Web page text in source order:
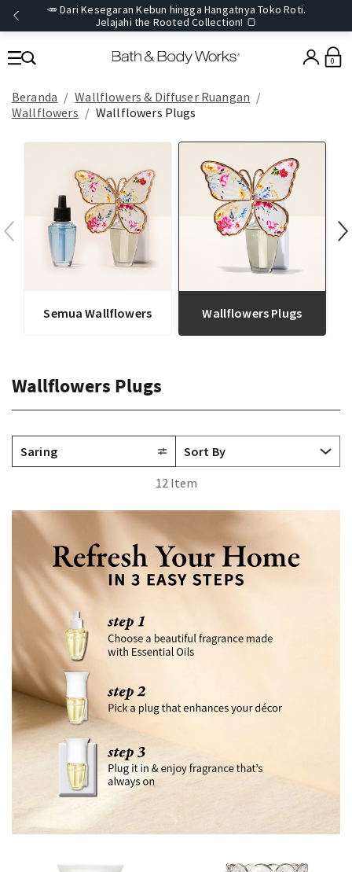
🥕 Dari Kesegaran Kebun hingga Hangatnya Toko Roti.
Jelajahi the Rooted Collection! 🍞
0
Beranda
Wallflowers & Diffuser Ruangan
Wallflowers
Wallflowers Plugs
Semua Wallflowers Wallflowers Plugs
Wallflowers Plugs
Saring
12 Item